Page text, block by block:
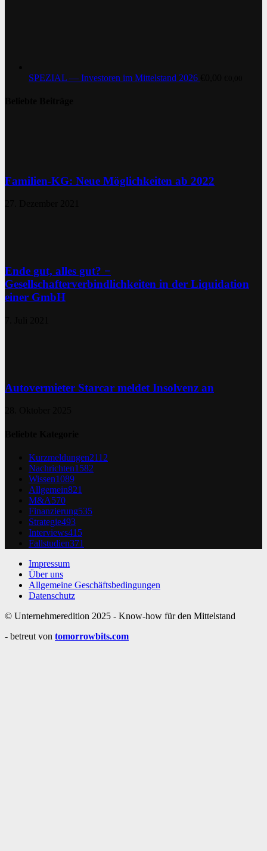
SPEZIAL — Investoren im Mittelstand 2026
Familien-KG: Neue Möglichkeiten ab 2022
Ende gut, alles gut? −
Gesellschafterverbindlichkeiten in der Liquidation
einer GmbH
Autovermieter Starcar meldet Insolvenz an
Kurzmeldungen2112
Nachrichten1582
Wissen1089
Allgemein821
M&A570
Finanzierung535
Strategie493
Interviews415
Fallstudien371
Impressum
Über uns
Allgemeine Geschäftsbedingungen
Datenschutz
© Unternehmeredition 2025 - Know-how für den Mittelstand
- betreut von tomorrowbits.com